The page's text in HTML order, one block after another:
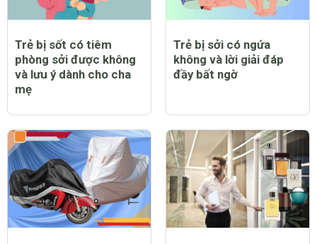
Trẻ bị sốt có tiêm
phòng sởi được không
và lưu ý dành cho cha
mẹ
Trẻ bị sởi có ngứa
không và lời giải đáp
đầy bất ngờ